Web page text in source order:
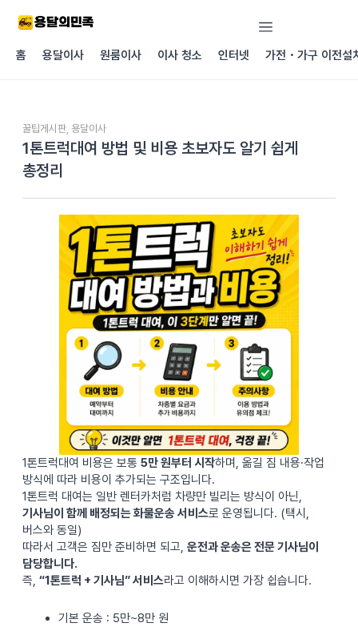
건너뛰기
홈
용달이사 원룸이사 이사 청소 인터넷 가전・가구 이전설
꿀팁게시판, 용달이사
1톤트럭대여 방법 및 비용 초보자도 알기 쉽게
총정리
1톤트럭대여 비용은 보통 5만 원부터 시작하며, 옮길 짐 내용·작업
방식에 따라 비용이 추가되는 구조입니다.
1톤트럭 대여는 일반 렌터카처럼 차량만 빌리는 방식이 아닌,
기사님이 함께 배정되는 화물운송 서비스로 운영됩니다. (택시,
버스와 동일)
따라서 고객은 짐만 준비하면 되고, 운전과 운송은 전문 기사님이
담당합니다.
즉, “1톤트럭 + 기사님” 서비스라고 이해하시면 가장 쉽습니다.
기본 운송 : 5만~8만 원